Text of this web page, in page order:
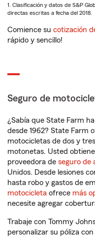
1. Clasificación y datos de S&P
directas escritas a fecha del 2018.
Comience su cotización
rápido y sencillo!
Seguro de
¿Sabía que State Farm
desde 1962? State Farm
motocicletas de dos y
motonetas. Usted
proveedora de seguro de
Unidos. Desde lesiones
hasta robo y gastos de
motocicleta ofrece más
necesite agregar
Trabaje con Tommy
personalizar su póliza